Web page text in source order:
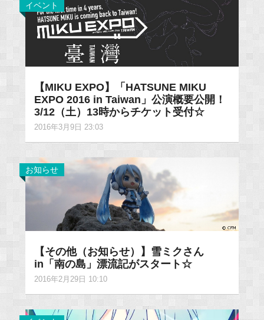
イベント
【MIKU EXPO】「HATSUNE MIKU
EXPO 2016 in Taiwan」公演概要公開！
3/12（土）13時からチケット受付☆
2016年3月9日 23:03
お知らせ
【その他（お知らせ）】雪ミクさん
in「南の島」漂流記がスタート☆
2016年2月29日 10:10